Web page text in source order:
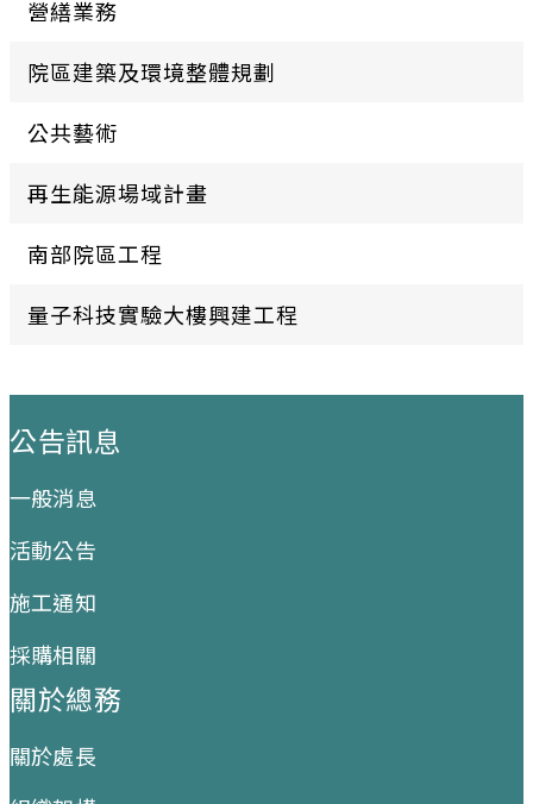
營繕業務
院區建築及環境整體規劃
公共藝術
再生能源場域計畫
南部院區工程
量子科技實驗大樓興建工程
公告訊息
一般消息
活動公告
施工通知
採購相關
關於總務
關於處長